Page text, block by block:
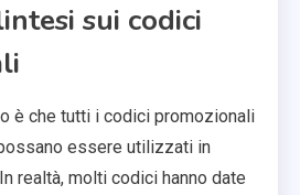
sui codici
è che tutti i codici promozionali
essere utilizzati in
realtà, molti codici hanno date